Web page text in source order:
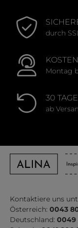
durch
Montag
30
ab
Kontaktiere uns
Österreich: 0043
Deutschland: 0049